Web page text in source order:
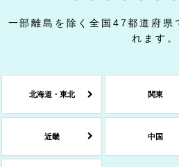
一部離島を除く全国47都道府県
れます。
北海道・東北 関東
近畿 中国